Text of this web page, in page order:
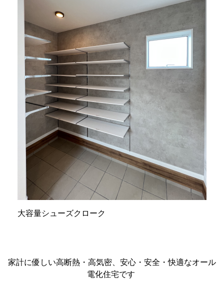
大容量シューズクローク
家計に優しい高断熱・高気密、安心・安全・快適なオール
電化住宅です